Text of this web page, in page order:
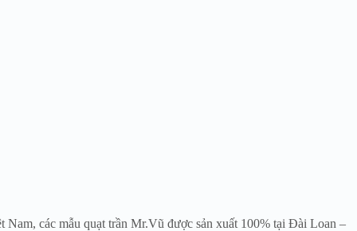
các mẫu quạt trần Mr.Vũ được sản xuất 100% tại Đài Loan –